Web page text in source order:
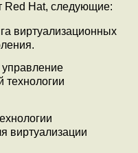
Red Hat, следующие:
виртуализационных
технологии
виртуализации